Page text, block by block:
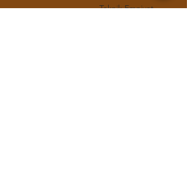
Teknik Emniyet